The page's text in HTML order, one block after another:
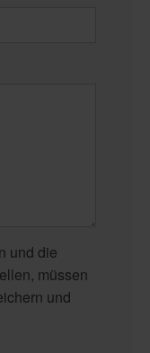
und die
müssen
und